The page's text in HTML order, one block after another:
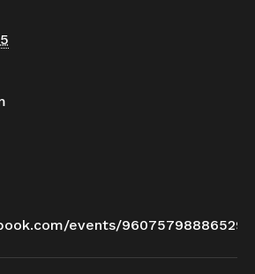
events/960757988865297